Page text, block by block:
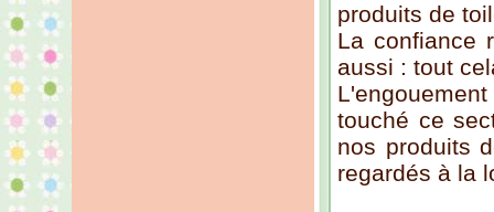
produits de
La confiance
aussi : tout
touché ce
nos produits
regardés à la